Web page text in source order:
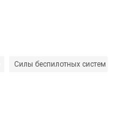
Силы беспилотных систем